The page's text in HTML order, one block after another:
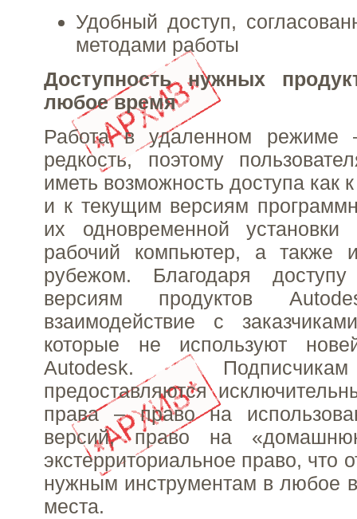
Удобный доступ,
методами работы
Доступность нужных
любое время
Работа в удаленном
редкость, поэтому
иметь возможность доступа как
и к текущим версиям
их одновременной
рабочий компьютер, а также
рубежом. Благодаря
версиям продуктов
взаимодействие с
которые не используют
Autodesk.
предоставляются
права – право на
версий, право на
экстерриториальное право, что
нужным инструментам в любое
места.